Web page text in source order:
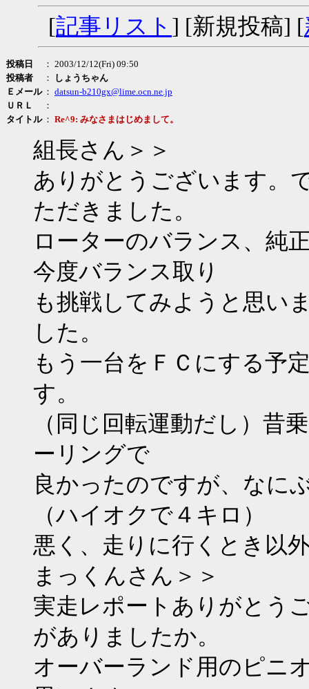
[記事リスト ] [新規投稿] [
投稿日
： 2003/12/12(Fri) 09:50
投稿者
：
しょうちゃん
Ｅメール ： datsun-b210gx@lime.ocn.ne.jp
ＵＲＬ
：
タイトル ： Re^9: みなさまはじめまして。
組長さん＞＞
ありがとうございます。
ただきました。
ローターのバランス、純
今度バランス取り
も挑戦してみようと思い
した。
もう一台をＦＣにする予
す。
（同じ回転運動だし）昔
ーリングで
良かったのですが、なに
（ハイオクで４キロ）
悪く、走りに行くとき以
まっくんさん＞＞
実走レポートありがとう
がありましたか。
オーバーランド用のピニ